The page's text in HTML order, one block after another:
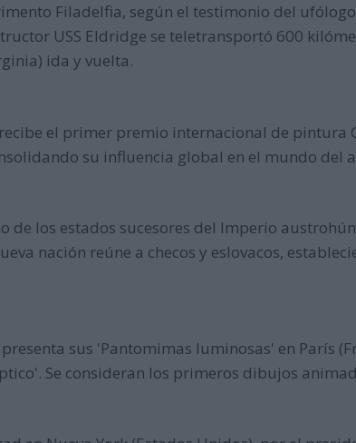
Filadelfia, según el testimonio del
USS Eldridge se teletransportó 600
ida y vuelta.
el primer premio internacional de
su influencia global en el mundo del
de los estados sucesores del Imperio
nación reúne a checos y eslovacos,
sus 'Pantomimas luminosas' en París
Se consideran los primeros dibujos